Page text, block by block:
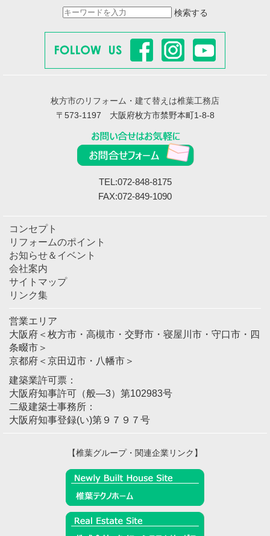
検索する
枚方市のリフォーム・建て替えは椎葉工務店
〒573-1197 大阪府枚方市禁野本町1-8-8
TEL:072-848-8175
FAX:072-849-1090
コンセプト
リフォームのポイント
お知らせ＆イベント
会社案内
サイトマップ
リンク集
営業エリア
大阪府＜枚方市・高槻市・交野市・寝屋川市・守口市・四
条畷市＞
京都府＜京田辺市・八幡市＞
建築業許可票：
大阪府知事許可（般―3）第102983号
二級建築士事務所：
大阪府知事登録(い)第９７９７号
【椎葉グループ・関連企業リンク】